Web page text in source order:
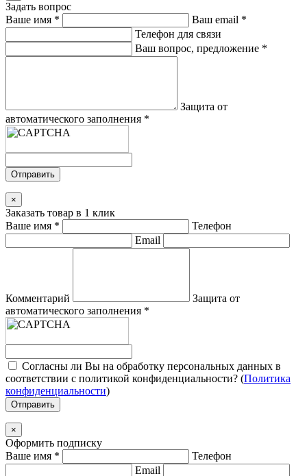
Задать вопрос
Ваше имя * Ваш email *
Телефон для связи
Ваш вопрос, предложение *
Защита от
автоматического заполнения *
Отправить
×
Заказать товар в 1 клик
Ваше имя *
Телефон
Email
Комментарий
Защита от
автоматического заполнения *
Согласны ли Вы на обработку персональных данных в
соответствии с политикой конфиденциальности? (Политика
конфиденциальности)
Отправить
×
Оформить подписку
Ваше имя *
Телефон
Email